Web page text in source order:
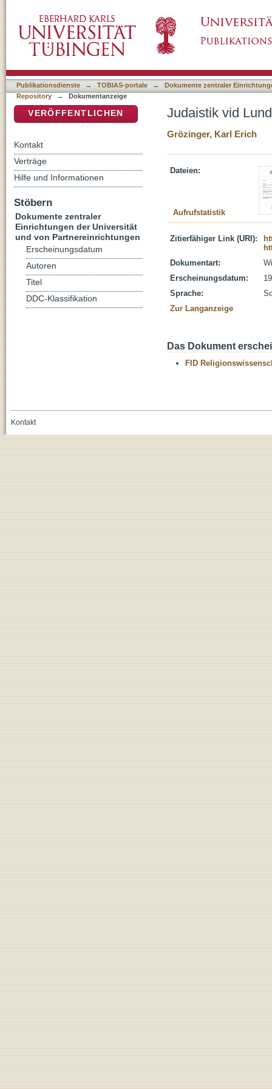
Publikationsdienste → TOBIAS-portale →
Dokumente zentraler
Repository
→ Dokumentanzeige
Judaistik vid
Grözinger, Karl Erich
Dateien:
Aufrufstatistik
Zitierfähiger Link (URI):
Dokumentart:
Erscheinungsdatum:
Sprache:
Zur Langanzeige
Das Dokument
FID
VERÖFFENTLICHEN
Kontakt
Verträge
Hilfe und Informationen
Stöbern
Dokumente zentraler
Einrichtungen der Universität
und von Partnereinrichtungen
Erscheinungsdatum
Autoren
Titel
DDC-Klassifikation
Kontakt